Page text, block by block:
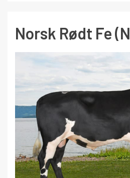
Norsk Rødt Fe